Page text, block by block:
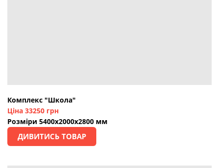
Комплекс "Школа"
Ціна 33250 грн
Розміри 5400х2000х2800 мм
ДИВИТИСЬ ТОВАР